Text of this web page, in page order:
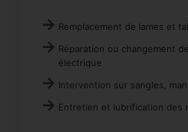
Remplacement de lames et
Réparation ou changement
électrique
Intervention sur sangles,
Entretien et lubrification des